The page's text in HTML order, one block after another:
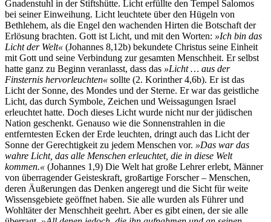
Gnadenstuhl in der Stiftshütte. Licht erfüllte den Tempel Salomos
bei seiner Einweihung. Licht leuchtete über den Hügeln von
Bethlehem, als die Engel den wachenden Hirten die Botschaft der
Erlösung brachten. Gott ist Licht, und mit den Worten: »Ich bin das
Licht der Welt« (Johannes 8,12b) bekundete Christus seine Einheit
mit Gott und seine Verbindung zur gesamten Menschheit. Er selbst
hatte ganz zu Beginn veranlasst, dass das »Licht … aus der
Finsternis hervorleuchten« sollte (2. Korinther 4,6b). Er ist das
Licht der Sonne, des Mondes und der Sterne. Er war das geistliche
Licht, das durch Symbole, Zeichen und Weissagungen Israel
erleuchtet hatte. Doch dieses Licht wurde nicht nur der jüdischen
Nation geschenkt. Genauso wie die Sonnenstrahlen in die
entferntesten Ecken der Erde leuchten, dringt auch das Licht der
Sonne der Gerechtigkeit zu jedem Menschen vor. »Das war das
wahre Licht, das alle Menschen erleuchtet, die in diese Welt
kommen.« (Johannes 1,9) Die Welt hat große Lehrer erlebt, Männer
von überragender Geisteskraft, großartige Forscher – Menschen,
deren Äußerungen das Denken angeregt und die Sicht für weite
Wissensgebiete geöffnet haben. Sie alle wurden als Führer und
Wohltäter der Menschheit geehrt. Aber es gibt einen, der sie alle